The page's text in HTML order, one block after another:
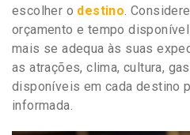
escolher o destino .
orçamento e tempo
mais se adequa às suas
as atrações, clima, cultura,
disponíveis em cada destino
informada.